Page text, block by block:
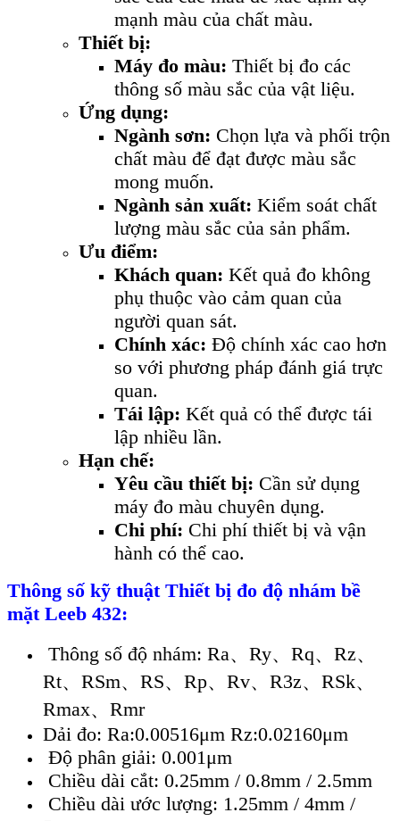
mạnh màu của chất màu.
Thiết bị:
Máy đo màu: Thiết bị đo các
thông số màu sắc của vật liệu.
Ứng dụng:
Ngành sơn: Chọn lựa và phối trộn
chất màu để đạt được màu sắc
mong muốn.
Ngành sản xuất: Kiểm soát chất
lượng màu sắc của sản phẩm.
Ưu điểm:
Khách quan: Kết quả đo không
phụ thuộc vào cảm quan của
người quan sát.
Chính xác: Độ chính xác cao hơn
so với phương pháp đánh giá trực
quan.
Tái lập: Kết quả có thể được tái
lập nhiều lần.
Hạn chế:
Yêu cầu thiết bị: Cần sử dụng
máy đo màu chuyên dụng.
Chi phí: Chi phí thiết bị và vận
hành có thể cao.
Thông số kỹ thuật Thiết bị đo độ nhám bề
mặt Leeb 432:
Thông số độ nhám: Ra、Ry、Rq、Rz、
Rt、RSm、RS、Rp、Rv、R3z、RSk、
Rmax、Rmr
Dải đo: Ra:0.00516μm Rz:0.02160μm
Độ phân giải: 0.001μm
Chiều dài cắt: 0.25mm / 0.8mm / 2.5mm
Chiều dài ước lượng: 1.25mm / 4mm /